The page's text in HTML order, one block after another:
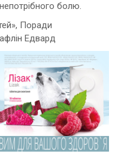
болю.
Поради
Едвард